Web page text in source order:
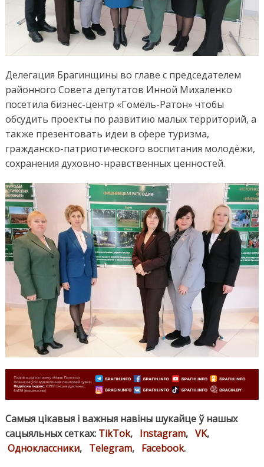
Делегация Брагинщины во главе с председателем
районного Совета депутатов Инной Михаленко
посетила бизнес-центр «Гомель-Ратон» чтобы
обсудить проекты по развитию малых территорий, а
также презентовать идеи в сфере туризма,
гражданско-патриотического воспитания молодёжи,
сохранения духовно-нравственных ценностей.
Самыя цікавыя і важныя навіны шукайце ў нашых
сацыяльных сетках: TikTok, Instagram, VK,
Одноклассники, Telegram, Facebook.